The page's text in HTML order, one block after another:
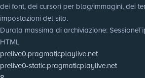
dei font, dei cursori per blog/immagini, dei
impostazioni del sito.
Durata massima di archiviazione: Sessione
HTML
prelive0.pragmaticplaylive.net
prelive0-static.pragmaticplaylive.net